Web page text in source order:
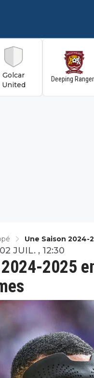
Golcar
United
Deeping
Une Saison 2024-
2025
02 JUIL. , 12:30